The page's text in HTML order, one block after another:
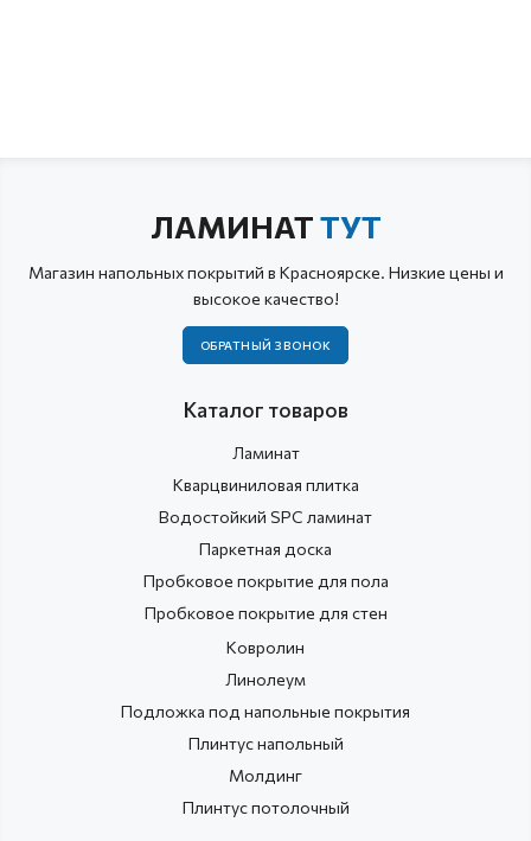
ЛАМИНАТТУТ
Магазин напольных покрытий в Красноярске. Низкие цены и
высокое качество!
ОБРАТНЫЙ ЗВОНОК
Каталог товаров
Ламинат
Кварцвиниловая плитка
Водостойкий SPC ламинат
Паркетная доска
Пробковое покрытие для пола
Пробковое покрытие для стен
Ковролин
Линолеум
Подложка под напольные покрытия
Плинтус напольный
Молдинг
Плинтус потолочный